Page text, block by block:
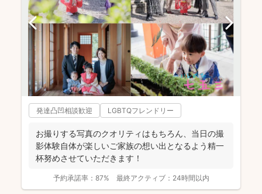
発達凸凹相談歓迎 LGBTQフレンドリー
お撮りする写真のクオリティはもちろん、当日の撮
影体験自体が楽しいご家族の想い出となるよう精一
杯努めさせていただきます！
予約承諾率： 87% 最終アクティブ： 24時間以内